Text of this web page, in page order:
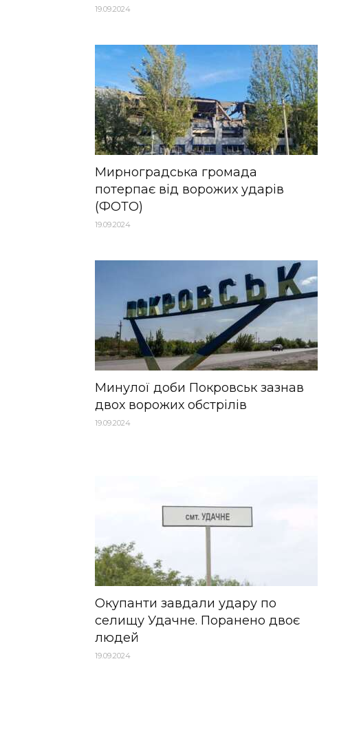
19.09.2024
Мирноградська громада
потерпає від ворожих ударів
(ФОТО)
19.09.2024
Минулої доби Покровськ зазнав
двох ворожих обстрілів
19.09.2024
Окупанти завдали удару по
селищу Удачне. Поранено двоє
людей
19.09.2024